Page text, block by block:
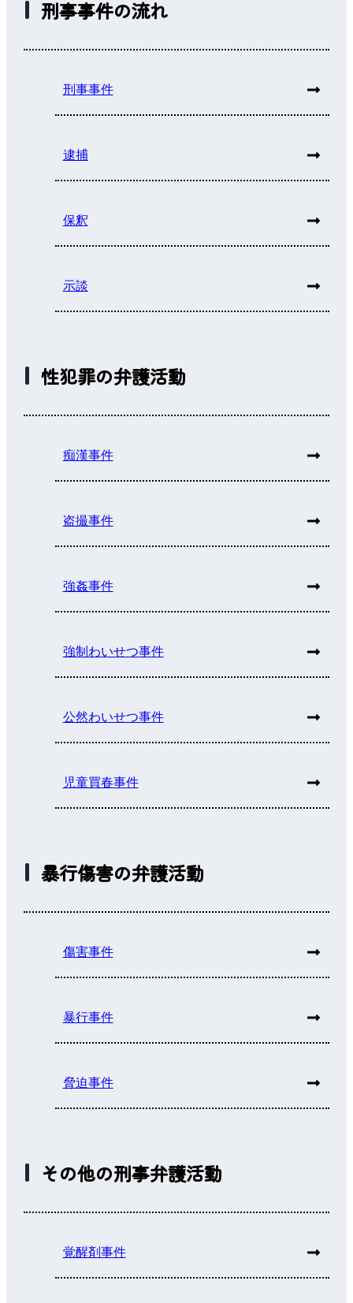
刑事事件の流れ
刑事事件
逮捕
保釈
示談
性犯罪の弁護活動
痴漢事件
盗撮事件
強姦事件
強制わいせつ事件
公然わいせつ事件
児童買春事件
暴行傷害の弁護活動
傷害事件
暴行事件
脅迫事件
その他の刑事弁護活動
覚醒剤事件